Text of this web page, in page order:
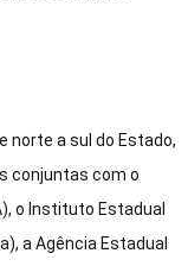
norte a sul do Estado,
conjuntas com o
o Instituto Estadual
a Agência Estadual